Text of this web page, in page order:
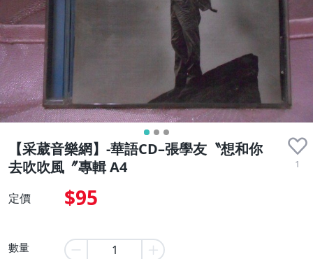
【采葳音樂網】-華語CD–張學友〝想和你
去吹吹風〞專輯 A4
1
定價 $95
數量